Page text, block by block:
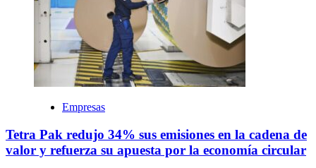
Empresas
Tetra Pak redujo 34% sus emisiones en la cadena de
valor y refuerza su apuesta por la economía circular